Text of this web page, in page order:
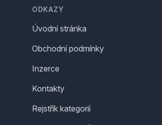
ODKAZY
Úvodní stránka
Obchodní podmínky
Inzerce
Kontakty
Rejstřík kategorií